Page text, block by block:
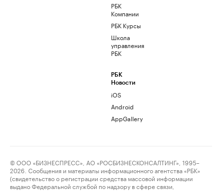
РБК
Компании
РБК Курсы
Школа
управления
РБК
РБК
Новости
iOS
Android
AppGallery
© ООО «БИЗНЕСПРЕСС», АО «РОСБИЗНЕСКОНСАЛТИНГ», 1995–
2026. Сообщения и материалы информационного агентства «РБК»
(свидетельство о регистрации средства массовой информации
выдано Федеральной службой по надзору в сфере связи,